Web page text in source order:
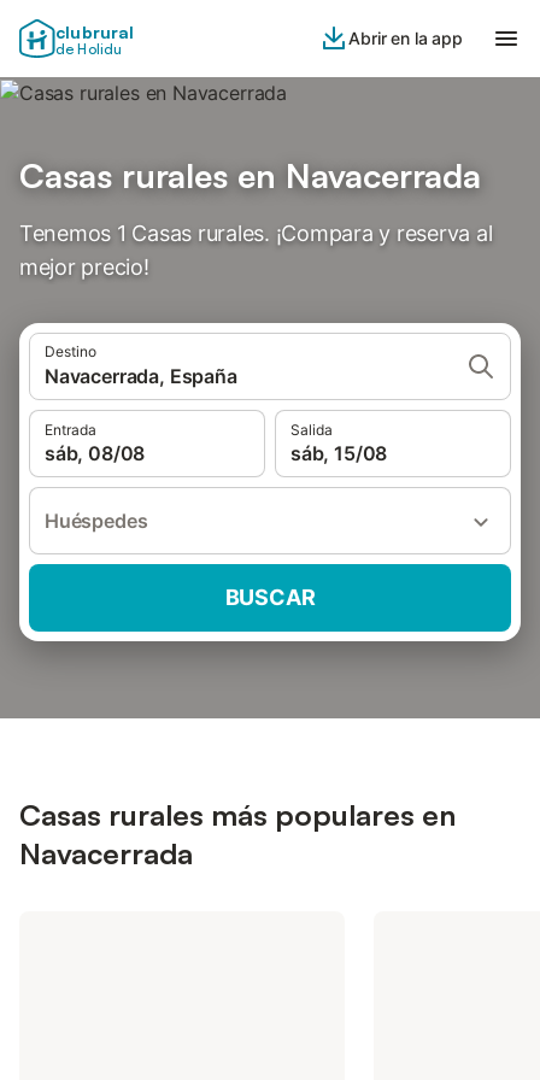
clubrural
de Holidu
Abrir en la app
Casas rurales en Navacerrada
Tenemos 1 Casas rurales. ¡Compara y reserva al
mejor precio!
Destino
Navacerrada, España
Entrada
sáb, 08/08
Salida
sáb, 15/08
Huéspedes
BUSCAR
Casas rurales más populares en
Navacerrada